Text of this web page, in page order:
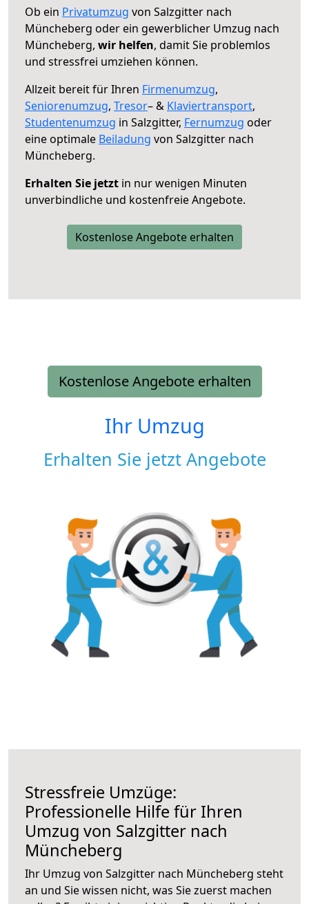
Ob ein Privatumzug von Salzgitter nach
Müncheberg oder ein gewerblicher Umzug nach
Müncheberg, wir helfen, damit Sie problemlos
und stressfrei umziehen können.
Allzeit bereit für Ihren Firmenumzug,
Seniorenumzug, Tresor– & Klaviertransport,
Studentenumzug in Salzgitter, Fernumzug oder
eine optimale Beiladung von Salzgitter nach
Müncheberg.
Erhalten Sie jetzt in nur wenigen Minuten
unverbindliche und kostenfreie Angebote.
Kostenlose Angebote erhalten
Kostenlose Angebote erhalten
Ihr Umzug
Erhalten Sie jetzt Angebote
Stressfreie Umzüge:
Professionelle Hilfe für Ihren
Umzug von Salzgitter nach
Müncheberg
Ihr Umzug von Salzgitter nach Müncheberg steht
an und Sie wissen nicht, was Sie zuerst machen